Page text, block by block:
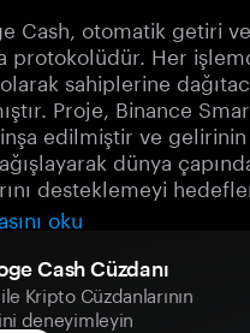
Cash, otomatik getiri
protokolüdür. Her
sahiplerine
Proje, Binance
edilmiştir ve
dünya
desteklemeyi
oku
Cash Cüzdanı
Kripto Cüzdanlarının
deneyimleyin